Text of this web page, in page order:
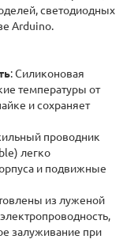
светодиодных
Arduino.
: Силиконовая
температуры от
и сохраняет
проводник
легко
и подвижные
из луженой
залуживание при